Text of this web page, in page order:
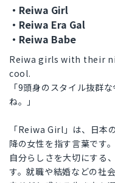
・Reiwa Girl
・Reiwa Era Gal
・Reiwa Babe
Reiwa girls with their
cool.
「9頭身のスタイル抜群
ね。」
「Reiwa Girl」は、日本
降の女性を指す言葉です
自分らしさを大切にする
す。就職や結婚などの社